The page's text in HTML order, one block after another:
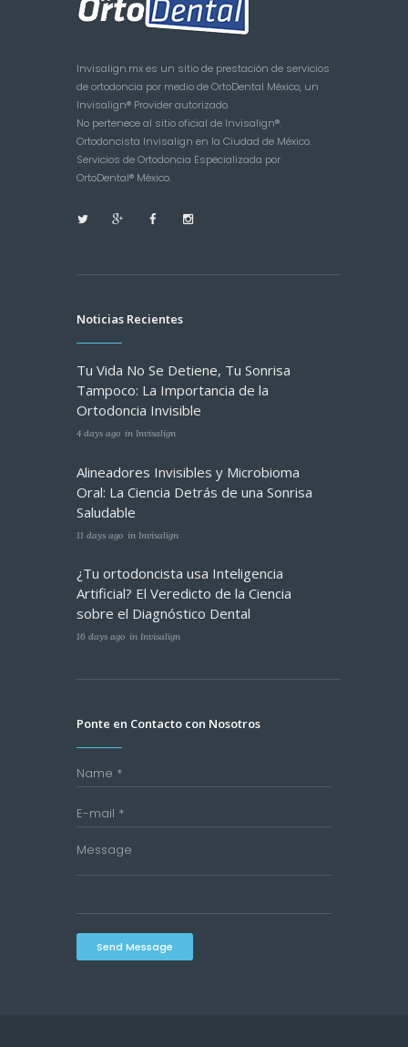
Invisalign.mx es un sitio de prestación de servicios
de ortodoncia por medio de OrtoDental México, un
Invisalign® Provider autorizado.
No pertenece al sitio oficial de Invisalign®.
Ortodoncista Invisalign en la Ciudad de México.
Servicios de Ortodoncia Especializada por
OrtoDental® México.
Noticias Recientes
Tu Vida No Se Detiene, Tu Sonrisa
Tampoco: La Importancia de la
Ortodoncia Invisible
4 days ago in Invisalign
Alineadores Invisibles y Microbioma
Oral: La Ciencia Detrás de una Sonrisa
Saludable
11 days ago in Invisalign
¿Tu ortodoncista usa Inteligencia
Artificial? El Veredicto de la Ciencia
sobre el Diagnóstico Dental
16 days ago in Invisalign
Ponte en Contacto con Nosotros
Send Message